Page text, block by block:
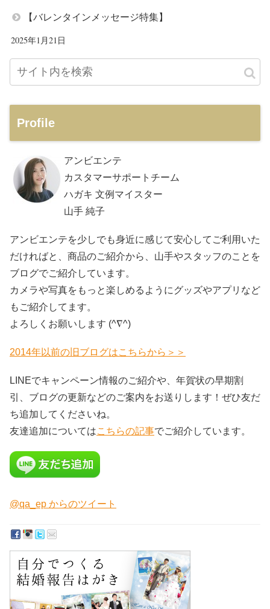
【バレンタインメッセージ特集】
2025年1月21日
Profile
アンビエンテ
カスタマーサポートチーム
ハガキ 文例マイスター
山手 純子
アンビエンテを少しでも身近に感じて安心してご利用いた
だければと、商品のご紹介から、山手やスタッフのことを
ブログでご紹介しています。
カメラや写真をもっと楽しめるようにグッズやアプリなど
もご紹介してます。
よろしくお願いします (^∇^)
2014年以前の旧ブログはこちらから＞＞
LINEでキャンペーン情報のご紹介や、年賀状の早期割
引、ブログの更新などのご案内をお送りします！ぜひ友だ
ち追加してくださいね。
友達追加についてはこちらの記事でご紹介しています。
@qa_ep からのツイート